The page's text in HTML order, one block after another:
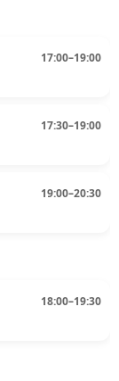
17:00–19:00
17:30–19:00
19:00–20:30
18:00–19:30